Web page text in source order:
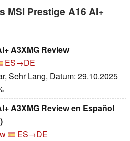
MSI Prestige A16 AI+
A3XMG Review
ES→DE
Sehr Lang, Datum: 29.10.2025
A3XMG Review en Español
ES→DE